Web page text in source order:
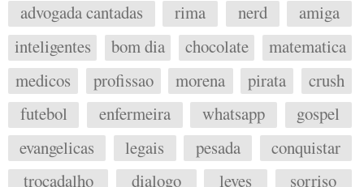
advogada cantadas
rima nerd
amiga
inteligentes
bom dia chocolate
matematica
medicos
profissao morena pirata
crush
futebol
enfermeira whatsapp
gospel
evangelicas
legais pesada
conquistar
trocadalho
dialogo leves sorriso